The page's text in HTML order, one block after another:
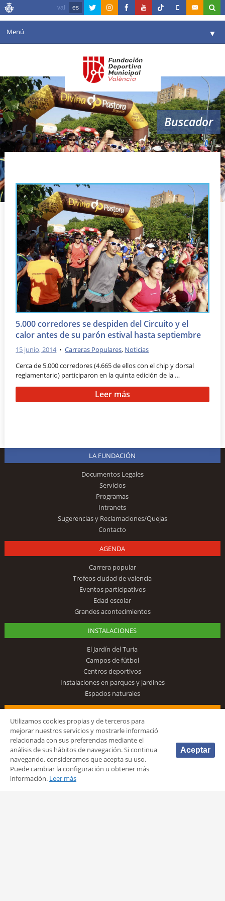
val es
Menú ▼
Agenda
Instalaciones ▼
Comunicación ▼
Valencia en deporte ▼
Reservas
Buscador
circuito divina pastora de carreras
populares
5.000 corredores se despiden del Circuito y el
calor antes de su parón estival hasta septiembre
15 junio, 2014 •Carreras Populares, Noticias
Cerca de 5.000 corredores (4.665 de ellos con el chip y dorsal
reglamentario) participaron en la quinta edición de la …
Leer más
LA FUNDACIÓN
Documentos Legales
Servicios
Programas
Intranets
Sugerencias y Reclamaciones/Quejas
Contacto
AGENDA
Carrera popular
Trofeos ciudad de valencia
Eventos participativos
Edad escolar
Grandes acontecimientos
INSTALACIONES
El Jardín del Turia
Campos de fútbol
Centros deportivos
Instalaciones en parques y jardines
Espacios naturales
Voluntariado deportivo de Valencia
Turismo y deporte
Económica y conocimiento
Premios
PERFIL DEL CONTRATANTE
Utilizamos cookies propias y de terceros para
mejorar nuestros servicios y mostrarle informació
relacionada con sus preferencias mediante el
análisis de sus hábitos de navegación. Si continua
navegando, consideramos que acepta su uso.
Puede cambiar la configuración u obtener más
información. Leer más
Aceptar